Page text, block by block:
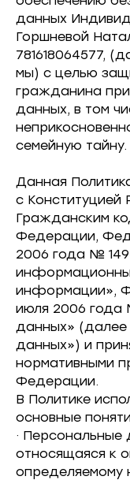
данных
Горшневой
781618064577,
мы) с целью
гражданина
данных, в том
семейную тайну.
Данная
с Конституцией
Гражданским
Федерации,
2006 года №
информации»,
июля 2006 года
данных»
данных») и
нормативными
Федерации.
В Политике
основные
·
относящаяся к
определяемому